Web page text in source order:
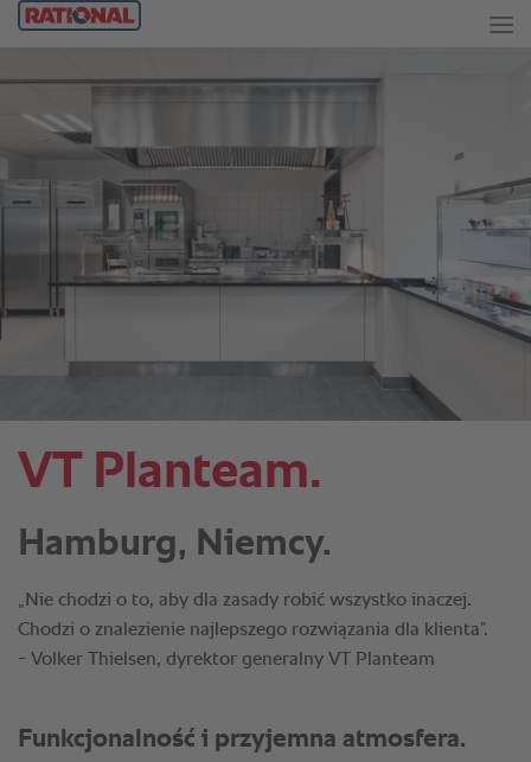
VT Planteam.
Hamburg, Niemcy.
„Nie chodzi o to, aby dla zasady robić wszystko inaczej.
Chodzi o znalezienie najlepszego rozwiązania dla klienta”.
- Volker Thielsen, dyrektor generalny VT Planteam